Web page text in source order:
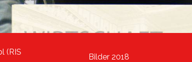
(RIS
Bilder 2018